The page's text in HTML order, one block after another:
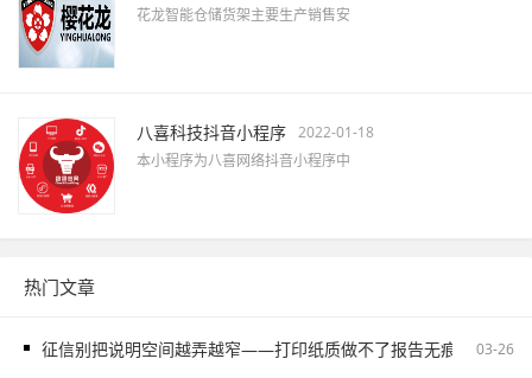
花龙智能仓储货架主要生产销售安
八喜科技抖音小程序 2022-01-18
本小程序为八喜网络抖音小程序中
热门文章
征信别把说明空间越弄越窄——打印纸质做不了报告无痕PS修改和
03-26